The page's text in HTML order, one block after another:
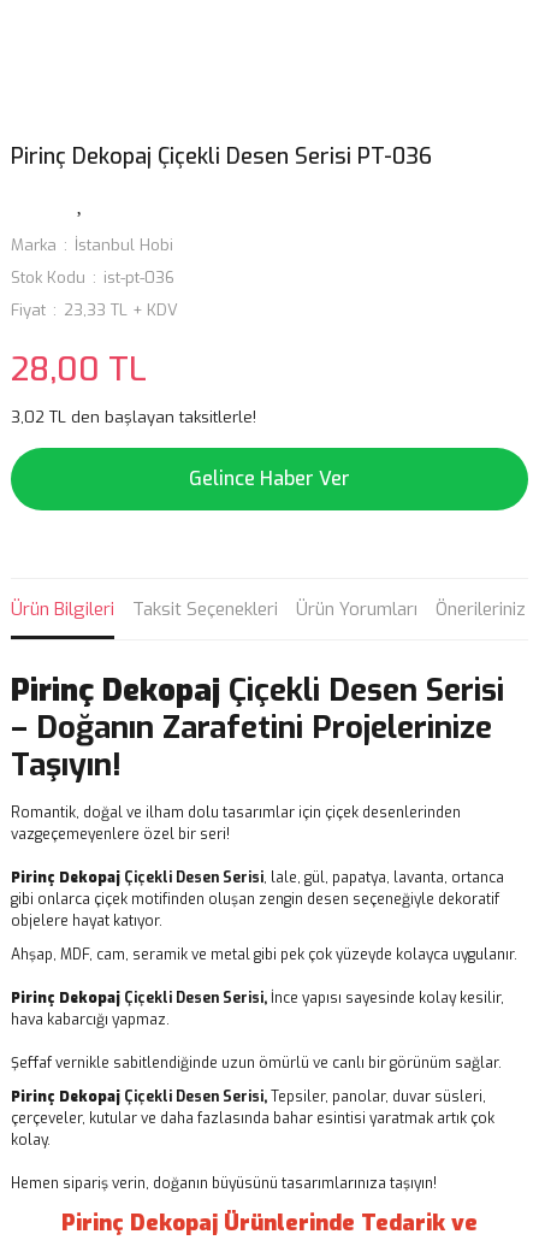
Pirinç Dekopaj Çiçekli Desen Serisi PT-036
Marka
İstanbul Hobi
Stok Kodu
ist-pt-036
Fiyat
23,33 TL + KDV
28,00 TL
3,02 TL den başlayan taksitlerle!
Gelince Haber Ver
Ürün Bilgileri Taksit Seçenekleri Ürün Yorumları Önerileriniz
Pirinç Dekopaj Çiçekli Desen Serisi
– Doğanın Zarafetini Projelerinize
Taşıyın!
Romantik, doğal ve ilham dolu tasarımlar için çiçek desenlerinden
vazgeçemeyenlere özel bir seri!
Pirinç Dekopaj Çiçekli Desen Serisi, lale, gül, papatya, lavanta, ortanca
gibi onlarca çiçek motifinden oluşan zengin desen seçeneğiyle dekoratif
objelere hayat katıyor.
Ahşap, MDF, cam, seramik ve metal gibi pek çok yüzeyde kolayca uygulanır.
Pirinç Dekopaj Çiçekli Desen Serisi, İnce yapısı sayesinde kolay kesilir,
hava kabarcığı yapmaz.
Şeffaf vernikle sabitlendiğinde uzun ömürlü ve canlı bir görünüm sağlar.
Pirinç Dekopaj Çiçekli Desen Serisi,Tepsiler, panolar, duvar süsleri,
çerçeveler, kutular ve daha fazlasında bahar esintisi yaratmak artık çok
kolay.
Hemen sipariş verin, doğanın büyüsünü tasarımlarınıza taşıyın!
Pirinç Dekopaj Ürünlerinde Tedarik ve